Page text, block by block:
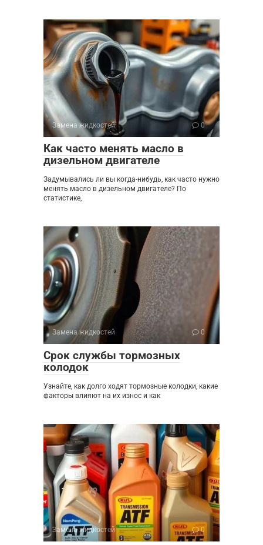
Замена жидкостей 0
Как часто менять масло в
дизельном двигателе
Задумывались ли вы когда-нибудь, как часто нужно
менять масло в дизельном двигателе? По
статистике,
Замена жидкостей 0
Срок службы тормозных
колодок
Узнайте, как долго ходят тормозные колодки, какие
факторы влияют на их износ и как
Замена жидкостей 0